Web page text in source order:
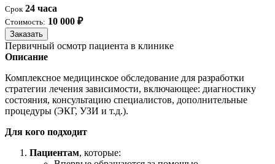
Срок 24 часа
Стоимость: 10 000 ₽
Заказать
Первичный осмотр пациента в клинике
Описание
Комплексное медицинское обследование для разработки
стратегии лечения зависимости, включающее: диагностику
состояния, консультацию специалистов, дополнительные
процедуры (ЭКГ, УЗИ и т.д.).
Для кого подходит
Пациентам, которые: